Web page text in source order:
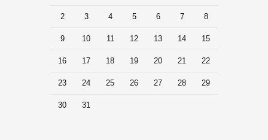
2 3 4 5 6 7 8
9 10 11 12 13 14 15
16 17 18 19 20 21 22
23 24 25 26 27 28 29
30 31